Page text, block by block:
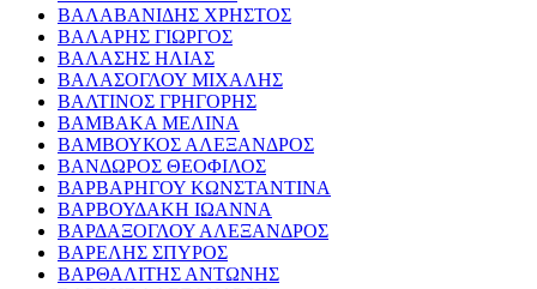
ΒΑΛΑΒΑΝΙΔΗΣ ΧΡΗΣΤΟΣ
ΒΑΛΑΡΗΣ ΓΙΩΡΓΟΣ
ΒΑΛΑΣΗΣ ΗΛΙΑΣ
ΒΑΛΑΣΟΓΛΟΥ ΜΙΧΑΛΗΣ
ΒΑΛΤΙΝΟΣ ΓΡΗΓΟΡΗΣ
ΒΑΜΒΑΚΑ ΜΕΛΙΝΑ
ΒΑΜΒΟΥΚΟΣ ΑΛΕΞΑΝΔΡΟΣ
ΒΑΝΔΩΡΟΣ ΘΕΟΦΙΛΟΣ
ΒΑΡΒΑΡΗΓΟΥ ΚΩΝΣΤΑΝΤΙΝΑ
ΒΑΡΒΟΥΔΑΚΗ ΙΩΑΝΝΑ
ΒΑΡΔΑΞΟΓΛΟΥ ΑΛΕΞΑΝΔΡΟΣ
ΒΑΡΕΛΗΣ ΣΠΥΡΟΣ
ΒΑΡΘΑΛΙΤΗΣ ΑΝΤΩΝΗΣ